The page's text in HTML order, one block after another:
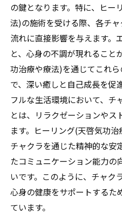
の鍵となります。特に、ヒー
法)の施術を受ける際、各チ
流れに直接影響を与えます。
と、心身の不調が現れること
功治療や療法)を通じてこれ
で、深い癒しと自己成長を促
フルな生活環境において、チ
とは、リラクゼーションやス
ます。ヒーリング(天啓気功
チャクラを通じた精神的な安
たコミュニケーション能力の
いです。このように、チャク
心身の健康をサポートするた
ています。